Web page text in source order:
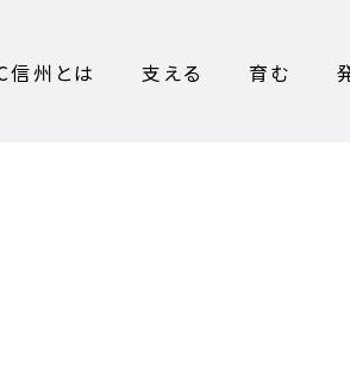
信州とは 支える 育む